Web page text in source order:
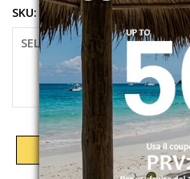
SKU:
60580738
SELEZIONARE LA TAGLIA
UNI
AGGIUNGI AL